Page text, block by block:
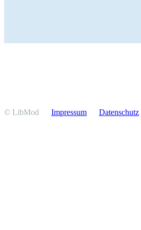
© LibMod Impressum Daten­schutz